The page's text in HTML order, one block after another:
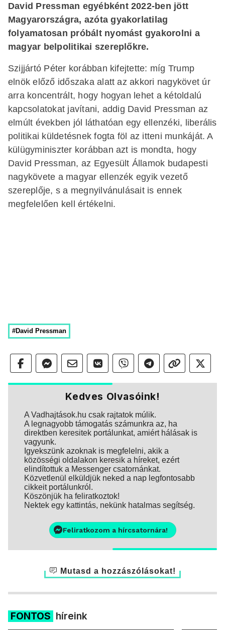
David Pressman egyébként 2022-ben jött
Magyarországra, azóta gyakorlatilag
folyamatosan próbált nyomást gyakorolni a
magyar belpolitikai szereplőkre.
Szijjártó Péter korábban kifejtette: míg Trump
elnök előző időszaka alatt az akkori nagykövet úr
arra koncentrált, hogy hogyan lehet a kétoldalú
kapcsolatokat javítani, addig David Pressman az
elmúlt években jól láthatóan egy ellenzéki, liberális
politikai küldetésnek fogta föl az itteni munkáját. A
külügyminiszter korábban azt is mondta, hogy
David Pressman, az Egyesült Államok budapesti
nagykövete a magyar ellenzék egyik vezető
szereplője, s a megnyilvánulásait is ennek
megfelelően kell értékelni.
#David Pressman
Kedves Olvasóink!
A Vadhajtások.hu csak rajtatok múlik.
A legnagyobb támogatás számunkra az, ha
direktben keresitek portálunkat, amiért hálásak is
vagyunk.
Igyekszünk azoknak is megfelelni, akik a
közösségi oldalakon keresik a híreket, ezért
elindítottuk a Messenger csatornánkat.
Közvetlenül elküldjük neked a nap legfontosabb
cikkeit portálunkról.
Köszönjük ha feliratkoztok!
Nektek egy kattintás, nekünk hatalmas segítség.
Feliratkozom a hírcsatornára!
Mutasd a hozzászólásokat!
FONTOS híreink